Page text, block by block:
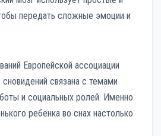
передать сложные эмоции и
Европейской ассоциации
связана с темами
и социальных ролей. Именно
ребенка во снах настолько